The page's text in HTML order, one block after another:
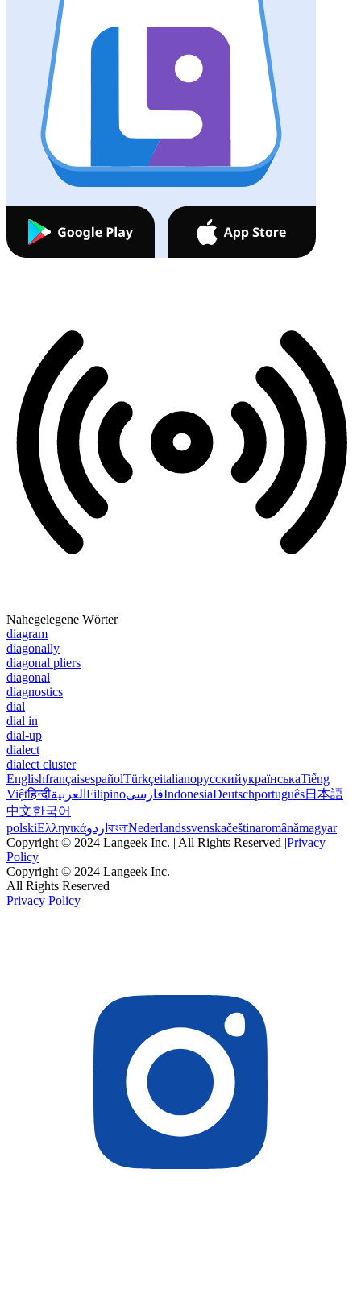
Nahegelegene Wörter
diagram
diagonally
diagonal pliers
diagonal
diagnostics
dial
dial in
dial-up
dialect
dialect cluster
EnglishfrançaisespañolTürkçeitalianoрусскийукраїнськаTiếng
Việtहिन्दीالعربية FilipinoفارسیIndonesiaDeutschportuguês日本語
中文한국어
polskiΕλληνικάاردو বাংলাNederlandssvenskačeštinaromânămagyar
Copyright © 2024 Langeek Inc. | All Rights Reserved |Privacy
Policy
Copyright © 2024 Langeek Inc.
All Rights Reserved
Privacy Policy